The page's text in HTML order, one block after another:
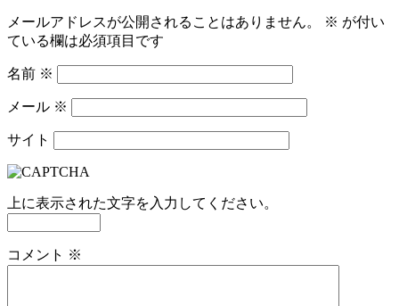
メールアドレスが公開されることはありません。 ※ が付い
ている欄は必須項目です
名前 ※
メール ※
サイト
上に表示された文字を入力してください。
コメント ※